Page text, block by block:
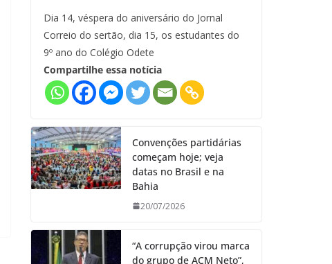
Dia 14, véspera do aniversário do Jornal
Correio do sertão, dia 15, os estudantes do
9º ano do Colégio Odete
Compartilhe essa notícia
Convenções partidárias
começam hoje; veja
datas no Brasil e na
Bahia
20/07/2026
“A corrupção virou marca
do grupo de ACM Neto”,